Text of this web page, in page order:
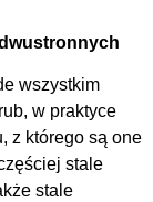
wszystkim
w praktyce
z którego są one
stale
stale